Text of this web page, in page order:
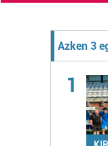
Azken 3
1